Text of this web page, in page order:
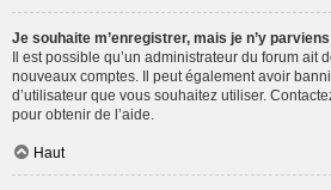
Je souhaite m’enregistrer, mais je n’y
Il est possible qu’un administrateur du forum ait
nouveaux comptes. Il peut également avoir
d’utilisateur que vous souhaitez utiliser.
pour obtenir de l’aide.
Haut